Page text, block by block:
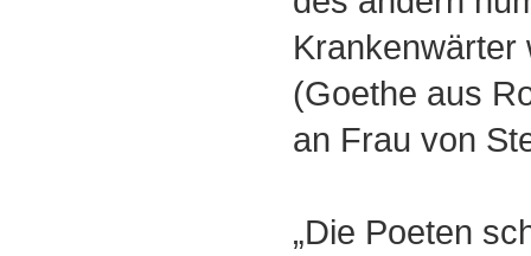
Krankenwärter
(Goethe aus
an Frau von
„Die Poeten